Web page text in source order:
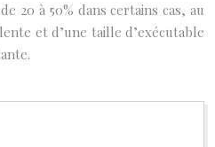
20 à 50% dans certains cas, au
et d’une taille d’exécutable